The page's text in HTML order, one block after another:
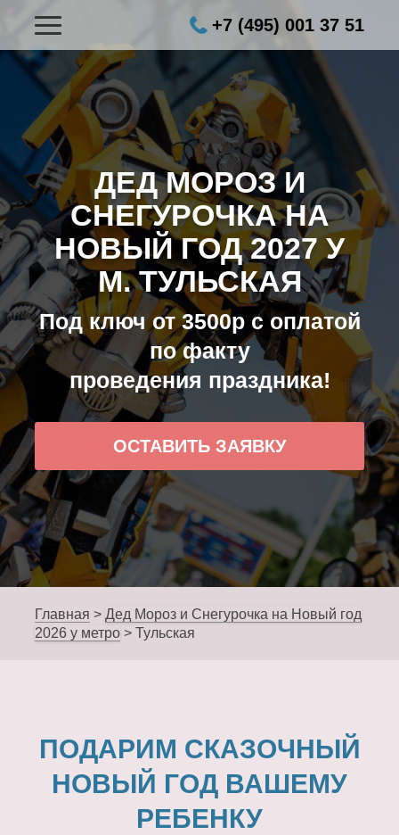
+7 (495) 001 37 51
ДЕД МОРОЗ И
СНЕГУРОЧКА НА
НОВЫЙ ГОД 2027 У
М. ТУЛЬСКАЯ
Под ключ от 3500р с оплатой
по факту
проведения праздника!
ОСТАВИТЬ ЗАЯВКУ
Главная > Дед Мороз и Снегурочка на Новый год
2026 у метро > Тульская
ПОДАРИМ СКАЗОЧНЫЙ
НОВЫЙ ГОД ВАШЕМУ
РЕБЕНКУ